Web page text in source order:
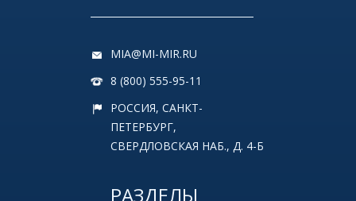
MIA@MI-MIR.RU
8 (800) 555-95-11
РОССИЯ, САНКТ-
ПЕТЕРБУРГ,
СВЕРДЛОВСКАЯ НАБ., Д. 4-Б
РАЗДЕЛЫ